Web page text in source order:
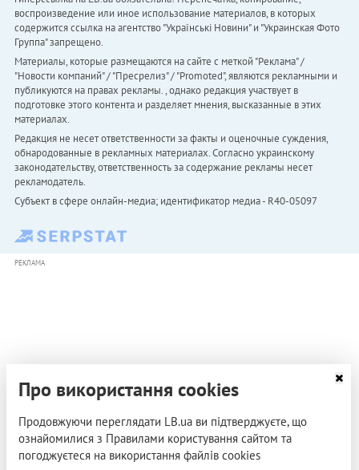
воспроизведение или иное использование материалов, в которых
содержится ссылка на агентство "Українськi Новини" и "Украинская Фото
Группа" запрещено.
Материалы, которые размещаются на сайте с меткой "Реклама" /
"Новости компаний" / "Пресрелиз" / "Promoted", являются рекламными и
публикуются на правах рекламы. , однако редакция участвует в
подготовке этого контента и разделяет мнения, высказанные в этих
материалах.
Редакция не несет ответственности за факты и оценочные суждения,
обнародованные в рекламных материалах. Согласно украинскому
законодательству, ответственность за содержание рекламы несет
рекламодатель.
Субъект в сфере онлайн-медиа; идентификатор медиа - R40-05097
РЕКЛАМА
Про використання cookies
Продовжуючи переглядати LB.ua ви підтверджуєте, що
ознайомилися з Правилами користування сайтом та
погоджуєтеся на використання файлів cookies